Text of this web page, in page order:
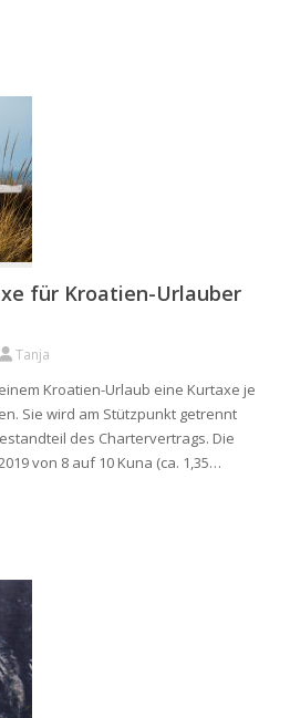
für Kroatien-Urlauber
Tanja
Kroatien-Urlaub eine Kurtaxe je
Sie wird am Stützpunkt getrennt
des Chartervertrags. Die
von 8 auf 10 Kuna (ca. 1,35…